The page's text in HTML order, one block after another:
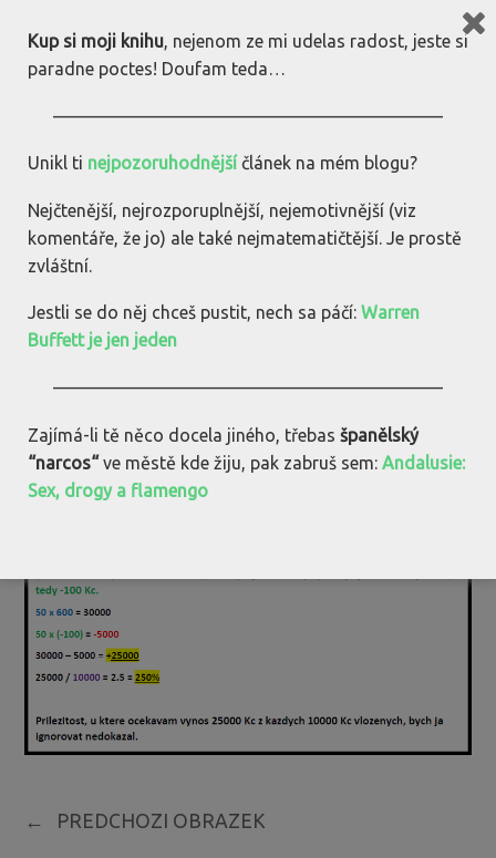
bez(dia)kritiky.cz
03#
← PREDCHOZI OBRAZEK
Kup si moji knihu, nejenom ze mi udelas radost, jeste si
paradne poctes! Doufam teda…
——————————————————————
Unikl ti nejpozoruhodnějšíčlánek na mém blogu?
Nejčtenější, nejrozporuplnější, nejemotivnější (viz
komentáře, že jo) ale také nejmatematičtější. Je prostě
zvláštní.
Jestli se do něj chceš pustit, nech sa páčí: Warren
Buffett je jen jeden
——————————————————————
Zajímá-li tě něco docela jiného, třebas španělský
“narcos“ve městě kde žiju, pak zabruš sem: Andalusie:
Sex, drogy a flamengo